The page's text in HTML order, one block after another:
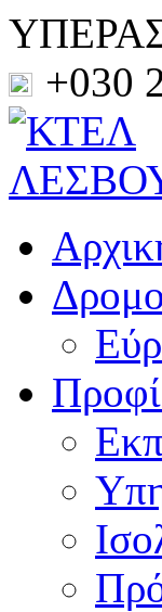
+030